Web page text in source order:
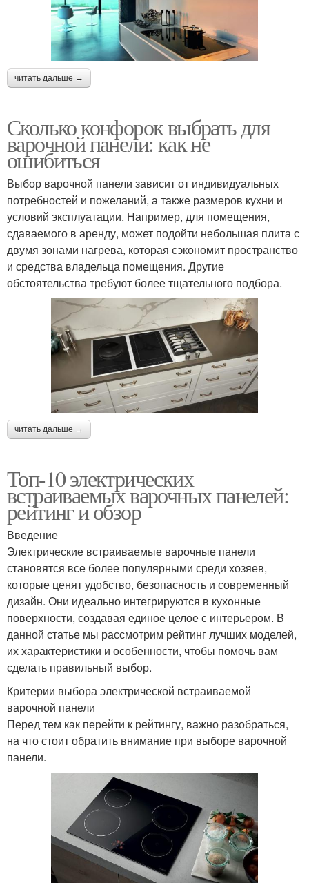
читать дальше →
Сколько конфорок выбрать для
варочной панели: как не
ошибиться
Выбор варочной панели зависит от индивидуальных
потребностей и пожеланий, а также размеров кухни и
условий эксплуатации. Например, для помещения,
сдаваемого в аренду, может подойти небольшая плита с
двумя зонами нагрева, которая сэкономит пространство
и средства владельца помещения. Другие
обстоятельства требуют более тщательного подбора.
читать дальше →
Топ-10 электрических
встраиваемых варочных панелей:
рейтинг и обзор
Введение
Электрические встраиваемые варочные панели
становятся все более популярными среди хозяев,
которые ценят удобство, безопасность и современный
дизайн. Они идеально интегрируются в кухонные
поверхности, создавая единое целое с интерьером. В
данной статье мы рассмотрим рейтинг лучших моделей,
их характеристики и особенности, чтобы помочь вам
сделать правильный выбор.
Критерии выбора электрической встраиваемой
варочной панели
Перед тем как перейти к рейтингу, важно разобраться,
на что стоит обратить внимание при выборе варочной
панели.